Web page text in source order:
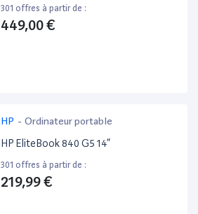
301 offres à partir de :
449,00 €
HP - Ordinateur portable
HP EliteBook 840 G5 14”
301 offres à partir de :
219,99 €